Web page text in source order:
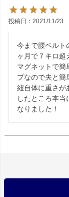
投稿日 2021/11/23
今まで腰ベルト
ヶ月で７キロ超
マグネットで簡
プなので夫と簡
紐自体に重さが
したところ本
なりました！